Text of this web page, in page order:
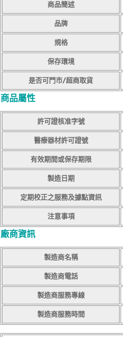
商品簡述
品牌
規格
保存環境
是否可門市/超商取貨
商品屬性
許可證核准字號
醫療器材許可證號
有效期間或保存期限
製造日期
定期校正之服務及據點資訊
注意事項
廠商資訊
製造商名稱
製造商電話
製造商服務專線
製造商服務時間